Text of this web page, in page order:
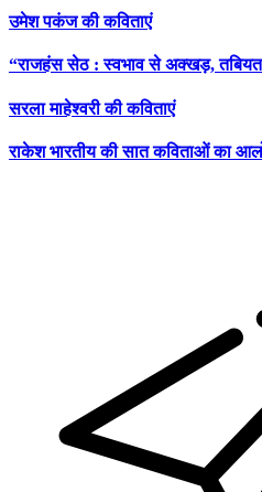
उमेश पकंज की कविताएं
“राजहंस सेठ : स्वभाव से अक्खड़,
सरला माहेश्वरी की कविताएं
राकेश भारतीय की सात कविताओं का